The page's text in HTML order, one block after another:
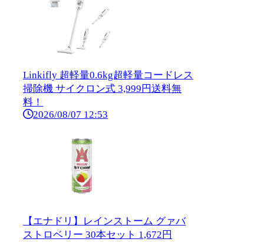
Linkifly 超軽量0.6kg超軽量コードレス
掃除機 サイクロン式 3,999円送料無
料！
2026/08/07 12:53
【エナドリ】レインストーム グァバ
ストロベリー 30本セット 1,672円